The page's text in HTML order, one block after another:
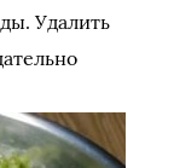
Удалить